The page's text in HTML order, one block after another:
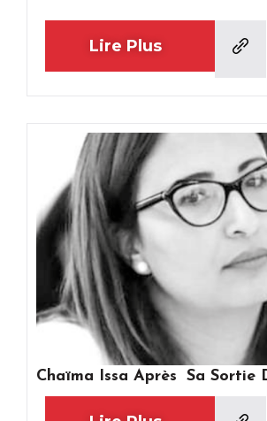
Lire Plus
Chaïma Issa Après Sa Sortie